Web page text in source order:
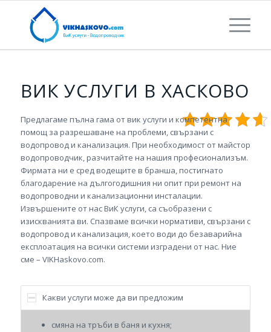
ВИК УСЛУГИ В ХАСКОВО
Предлагаме пълна гама от вик услуги и компетентна
помощ за разрешаване на проблеми, свързани с
водопровод и канализация. При необходимост от майстор
водопроводчик, разчитайте на нашия професионализъм.
Фирмата ни е сред водещите в бранша, постигнато
благодарение на дългогодишния ни опит при ремонт на
водопроводни и канализационни инсталации.
Извършените от нас ВиК услуги, са съобразени с
изискванията ви. Спазваме всички нормативи, свързани с
водопровод и канализация, което води до безаварийна
експлоатация на всички системи изградени от нас. Ние
сме – VIKHaskovo.com.
Какви услуги може да ви предложим
смяна на тръби в баня и кухня;